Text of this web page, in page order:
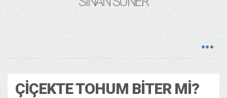
ÇIÇEKTE TOHUM BITER MI?